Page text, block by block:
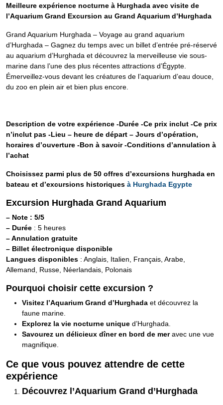
Meilleure expérience nocturne à Hurghada avec visite de
l’Aquarium Grand Excursion au Grand Aquarium d’Hurghada
Grand Aquarium Hurghada – Voyage au grand aquarium
d’Hurghada – Gagnez du temps avec un billet d’entrée pré-réservé
au aquarium d’Hurghada et découvrez la merveilleuse vie sous-
marine dans l’une des plus récentes attractions d’Égypte.
Émerveillez-vous devant les créatures de l’aquarium d’eau douce,
du zoo en plein air et bien plus encore.
Description de votre expérience -Durée -Ce prix inclut -Ce prix
n’inclut pas -Lieu – heure de départ – Jours d’opération,
horaires d’ouverture -Bon à savoir -Conditions d’annulation à
l’achat
Choisissez parmi plus de 50 offres d’excursions hurghada en
bateau et d’excursions historiques à Hurghada Egypte
Excursion Hurghada Grand Aquarium
– Note : 5/5
– Durée : 5 heures
– Annulation gratuite
– Billet électronique disponible
Langues disponibles : Anglais, Italien, Français, Arabe,
Allemand, Russe, Néerlandais, Polonais
Pourquoi choisir cette excursion ?
Visitez l’Aquarium Grand d’Hurghada et découvrez la
faune marine.
Explorez la vie nocturne unique d’Hurghada.
Savourez un délicieux dîner en bord de meravec une vue
magnifique.
Ce que vous pouvez attendre de cette
expérience
Découvrez l’Aquarium Grand d’Hurghada